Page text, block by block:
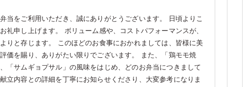
当をご利用いただき、誠にありがとうございます。 日頃よりこ
礼申し上げます。 ボリューム感や、コストパフォーマンスが、
りと存じます。 このほどのお食事におかれましては、皆様に美
価を賜り、ありがたい限りでございます。 また、「鶏モモ焼
「サムギョプサル」の風味をはじめ、どのお弁当につきまして
立内容との詳細を丁寧にお知らせくださり、大変参考になりま